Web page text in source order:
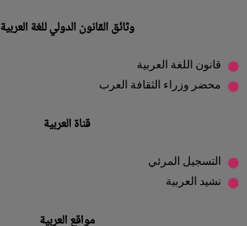
وثائق القانون الدولي للغة العربية
قانون اللغة العربية
محضر وزراء الثقافة العرب
قناة العربية
التسجيل المرئي
نشيد العربية
مواقع العربية